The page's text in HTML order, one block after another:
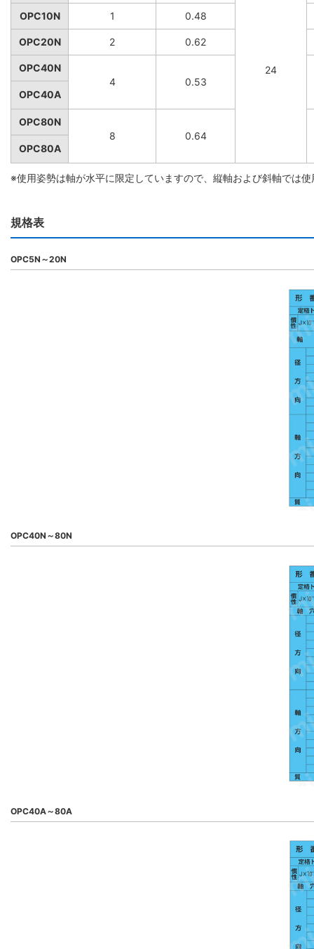
24
OPC10N 1 0.48
OPC20N 2 0.62
OPC40N
4
0.53
OPC40A
OPC80N
8
0.64
OPC80A
※使用姿勢は軸が水平に限定していますので、縦軸および斜軸では
規格表
OPC5N～20N
OPC40N～80N
OPC40A～80A